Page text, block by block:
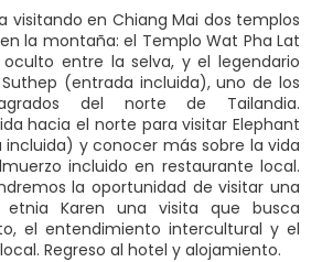
visitando en Chiang Mai dos templos
la montaña: el Templo Wat Pha Lat
entre la selva, y el legendario
(entrada incluida), uno de los
del norte de Tailandia.
hacia el norte para visitar Elephant
incluida) y conocer más sobre la vida
incluido en restaurante local.
la oportunidad de visitar una
Karen una visita que busca
el entendimiento intercultural y el
Regreso al hotel y alojamiento.